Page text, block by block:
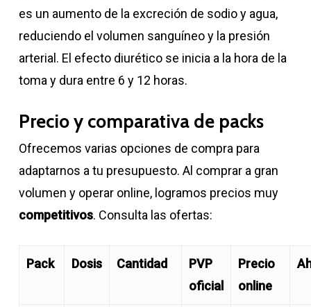
es un aumento de la excreción de sodio y agua,
reduciendo el volumen sanguíneo y la presión
arterial. El efecto diurético se inicia a la hora de la
toma y dura entre 6 y 12 horas.
Precio y comparativa de packs
Ofrecemos varias opciones de compra para
adaptarnos a tu presupuesto. Al comprar a gran
volumen y operar online, logramos precios muy
competitivos. Consulta las ofertas:
Pack Dosis Cantidad
PVP
oficial
Precio
online